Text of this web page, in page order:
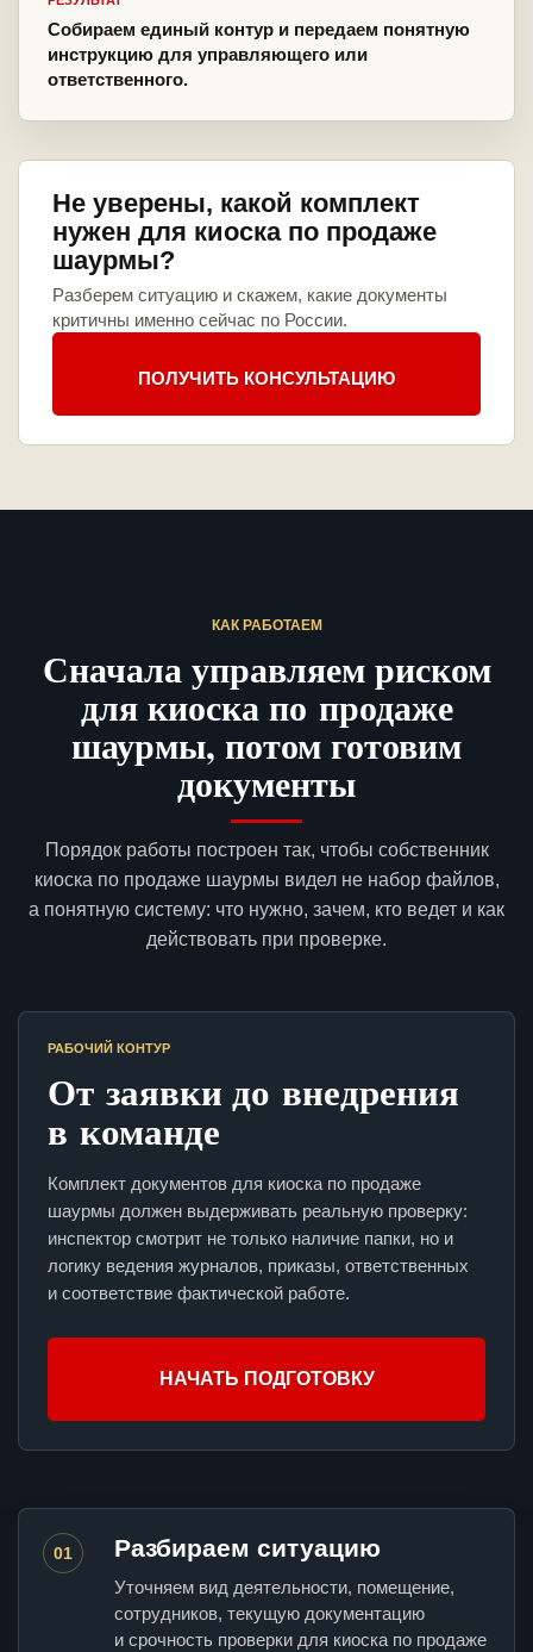
Собираем единый контур и передаем понятную
инструкцию для управляющего или
ответственного.
Не уверены, какой комплект
нужен для киоска по продаже
шаурмы?
Разберем ситуацию и скажем, какие документы
критичны именно сейчас по России.
ПОЛУЧИТЬ КОНСУЛЬТАЦИЮ
КАК РАБОТАЕМ
Сначала управляем риском
для киоска по продаже
шаурмы, потом готовим
документы
Порядок работы построен так, чтобы собственник
киоска по продаже шаурмы видел не набор файлов,
а понятную систему: что нужно, зачем, кто ведет и как
действовать при проверке.
РАБОЧИЙ КОНТУР
От заявки до внедрения
в команде
Комплект документов для киоска по продаже
шаурмы должен выдерживать реальную проверку:
инспектор смотрит не только наличие папки, но и
логику ведения журналов, приказы, ответственных
и соответствие фактической работе.
НАЧАТЬ ПОДГОТОВКУ
01 Разбираем ситуацию
Уточняем вид деятельности, помещение,
сотрудников, текущую документацию
и срочность проверки для киоска по продаже